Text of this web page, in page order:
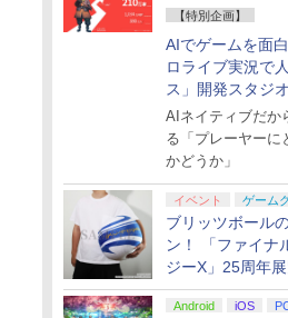
【特別企画】
AIでゲームを面
ロライブ実況で
ス」開発スタジ
る“AI活用の信念
演レポート】
AIネイティブだか
る「プレーヤーに
かどうか」
イベント ゲーム
ブリッツボール
ン！ 「ファイナ
ジーX」25周年展
ズ情報が公開
Android iOS